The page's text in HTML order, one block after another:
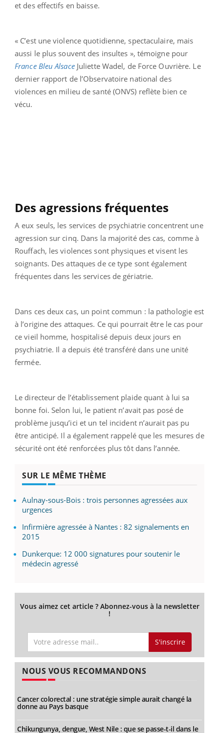
et des effectifs en baisse.
« C’est une violence quotidienne, spectaculaire, mais
aussi le plus souvent des insultes », témoigne pour
France Bleu AlsaceJuliette Wadel, de Force Ouvrière. Le
dernier rapport de l’Observatoire national des
violences en milieu de santé (ONVS) reflète bien ce
vécu.
Des agressions fréquentes
A eux seuls, les services de psychiatrie concentrent une
agression sur cinq. Dans la majorité des cas, comme à
Rouffach, les violences sont physiques et visent les
soignants. Des attaques de ce type sont également
fréquentes dans les services de gériatrie.
Dans ces deux cas, un point commun : la pathologie est
à l’origine des attaques. Ce qui pourrait être le cas pour
ce vieil homme, hospitalisé depuis deux jours en
psychiatrie. Il a depuis été transféré dans une unité
fermée.
Le directeur de l’établissement plaide quant à lui sa
bonne foi. Selon lui, le patient n’avait pas posé de
problème jusqu’ici et un tel incident n’aurait pas pu
être anticipé. Il a également rappelé que les mesures de
sécurité ont été renforcées plus tôt dans l’année.
SUR LE MÊME THÈME
Aulnay-sous-Bois : trois personnes agressées aux
urgences
Infirmière agressée à Nantes : 82 signalements en
2015
Dunkerque: 12 000 signatures pour soutenir le
médecin agressé
Vous aimez cet article ? Abonnez-vous à la newsletter
!
S'inscrire
NOUS VOUS RECOMMANDONS
Cancer colorectal : une stratégie simple aurait changé la
donne au Pays basque
Chikungunya, dengue, West Nile : que se passe-t-il dans le